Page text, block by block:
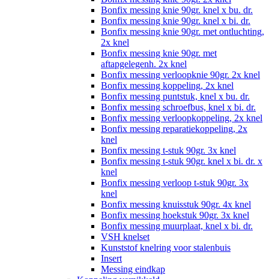
Bonfix messing knie 90gr. knel x bu. dr.
Bonfix messing knie 90gr. knel x bi. dr.
Bonfix messing knie 90gr. met ontluchting,
2x knel
Bonfix messing knie 90gr. met
aftapgelegenh. 2x knel
Bonfix messing verloopknie 90gr. 2x knel
Bonfix messing koppeling, 2x knel
Bonfix messing puntstuk, knel x bu. dr.
Bonfix messing schroefbus, knel x bi. dr.
Bonfix messing verloopkoppeling, 2x knel
Bonfix messing reparatiekoppeling, 2x
knel
Bonfix messing t-stuk 90gr. 3x knel
Bonfix messing t-stuk 90gr. knel x bi. dr. x
knel
Bonfix messing verloop t-stuk 90gr. 3x
knel
Bonfix messing knuisstuk 90gr. 4x knel
Bonfix messing hoekstuk 90gr. 3x knel
Bonfix messing muurplaat, knel x bi. dr.
VSH knelset
Kunststof knelring voor stalenbuis
Insert
Messing eindkap